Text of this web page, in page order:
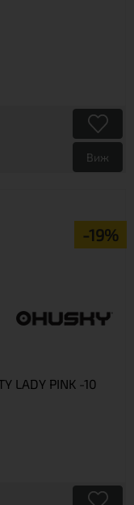
Виж
-19%
LADY PINK -10